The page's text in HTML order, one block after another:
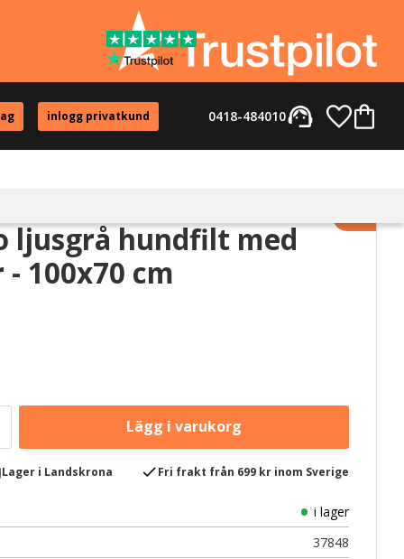
inlogg privatkund support_agent
0418-484010
ljusgrå hundfilt med
100x70 cm
Lägg
Lager i Landskrona checkFri frakt från 699 kr inom Sverige
i lager
37848